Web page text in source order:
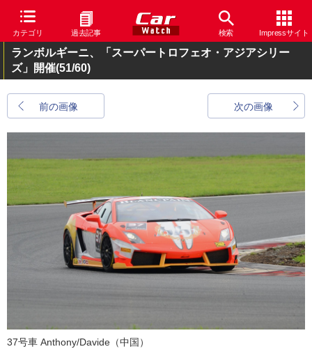
カテゴリ 過去記事 検索 Impressサイト
ランボルギーニ、「スーパートロフェオ・アジアシリー
ズ」開催(51/60)
前の画像 次の画像
37号車 Anthony/Davide（中国）